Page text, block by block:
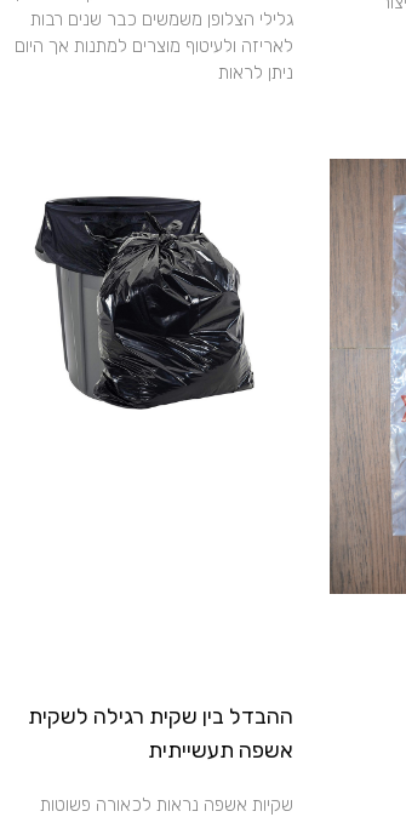
גלילי הצלופן משמשים כבר שנים רבות
לאריזה ולעיטוף מוצרים למתנות אך היום
ניתן לראות
ההבדל בין שקית רגילה לשקית
אשפה תעשייתית
שקיות אשפה נראות לכאורה פשוטות